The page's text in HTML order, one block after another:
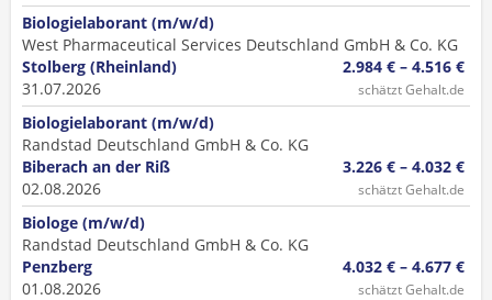
Biologielaborant (m/w/d)
West Pharmaceutical Services Deutschland GmbH & Co. KG
Stolberg (Rheinland)
31.07.2026
2.984 € – 4.516 €
schätzt Gehalt.de
Biologielaborant (m/w/d)
Randstad Deutschland GmbH & Co. KG
Biberach an der Riß
02.08.2026
3.226 € – 4.032 €
schätzt Gehalt.de
Biologe (m/w/d)
Randstad Deutschland GmbH & Co. KG
Penzberg
01.08.2026
4.032 € – 4.677 €
schätzt Gehalt.de